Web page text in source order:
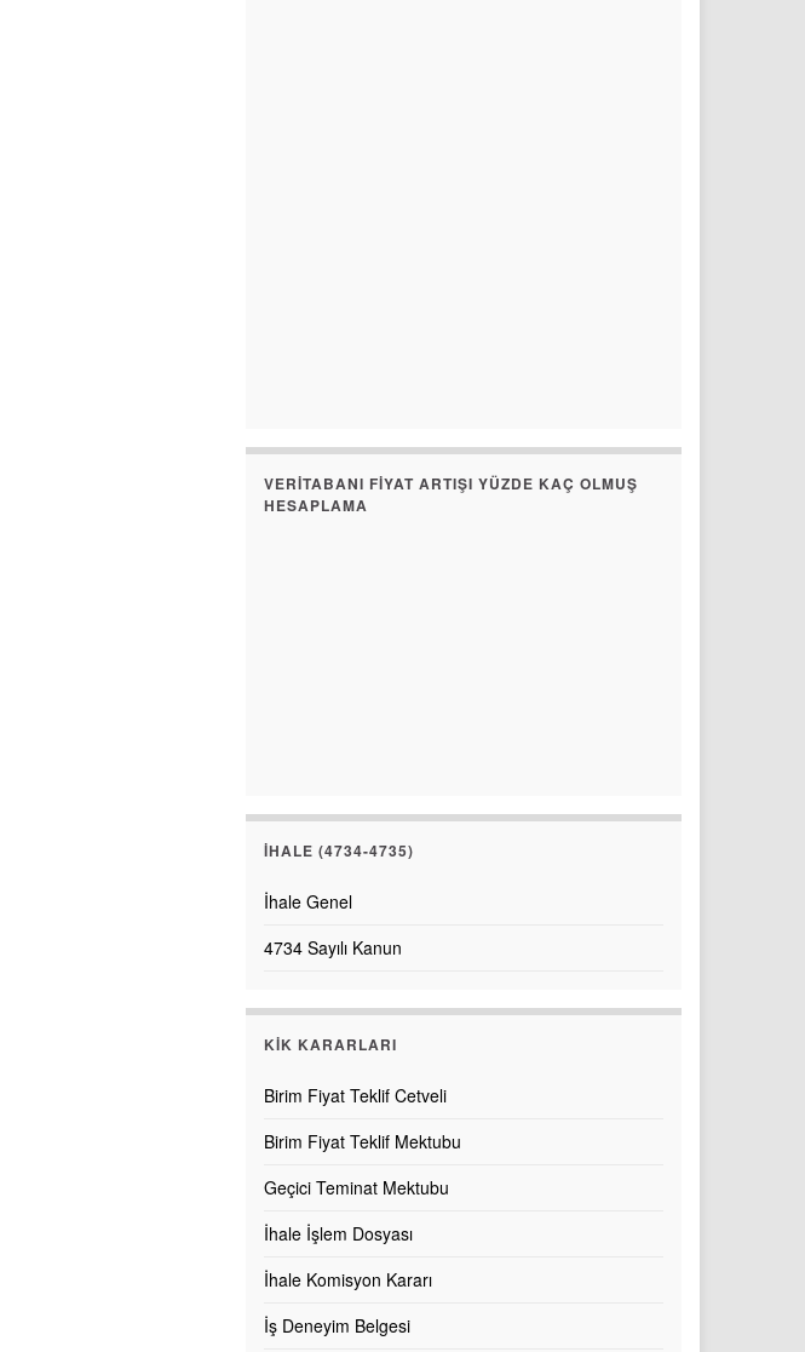
VERITABANI FIYAT ARTIŞI YÜZDE KAÇ OLMUŞ
HESAPLAMA
İHALE (4734-4735)
İhale Genel
4734 Sayılı Kanun
KİK KARARLARI
Birim Fiyat Teklif Cetveli
Birim Fiyat Teklif Mektubu
Geçici Teminat Mektubu
İhale İşlem Dosyası
İhale Komisyon Kararı
İş Deneyim Belgesi